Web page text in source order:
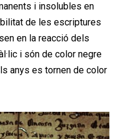
i insolubles en
de les escriptures
en la reacció dels
i són de color negre
anys es tornen de color